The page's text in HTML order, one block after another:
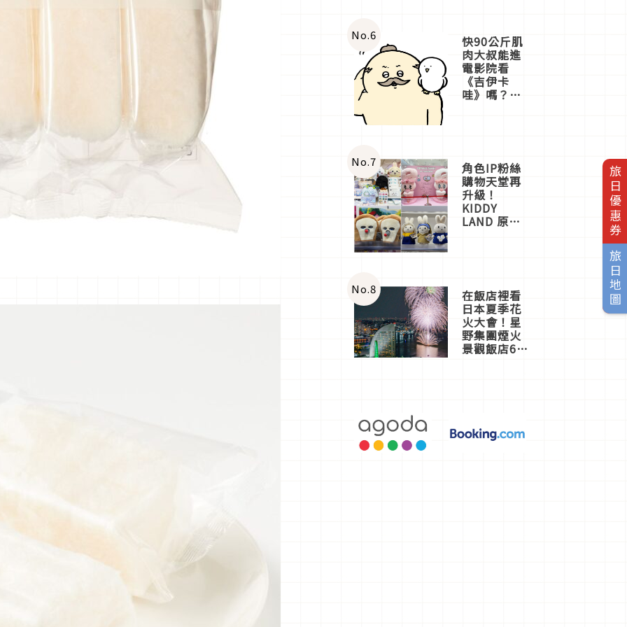
旅日優惠券
旅日地圖
No.6 快90公斤肌
肉大叔能進
電影院看
《吉伊卡
哇》嗎？日
一同給出了
答案
No.7 角色IP粉絲
購物天堂再
升級！
KIDDY
LAND 原宿
店3分即達
No.8 在飯店裡看
日本夏季花
火大會！星
野集團煙火
景觀飯店6